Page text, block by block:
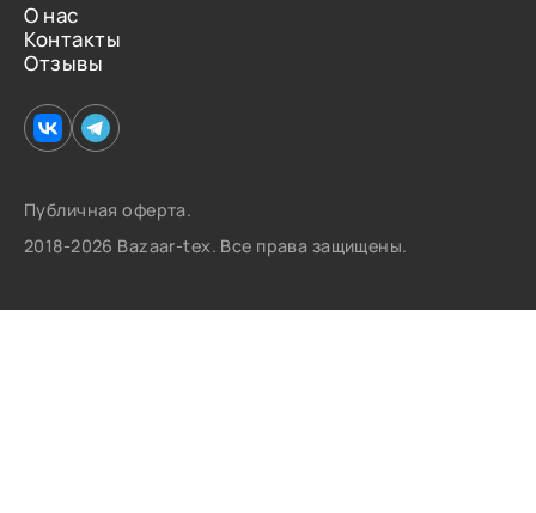
О нас
Контакты
Отзывы
Публичная оферта.
2018-2026 Bazaar-tex. Все права защищены.